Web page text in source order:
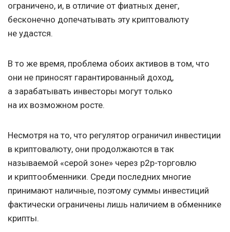
ограничено, и, в отличие от фиатных денег,
бесконечно допечатывать эту криптовалюту
не удастся.
В то же время, проблема обоих активов в том, что
они не приносят гарантированный доход,
а зарабатывать инвесторы могут только
на их возможном росте.
Несмотря на то, что регулятор ограничил инвестиции
в криптовалюту, они продолжаются в так
называемой «серой зоне» через p2p-торговлю
и криптообменники. Среди последних многие
принимают наличные, поэтому суммы инвестиций
фактически ограничены лишь наличием в обменнике
крипты.